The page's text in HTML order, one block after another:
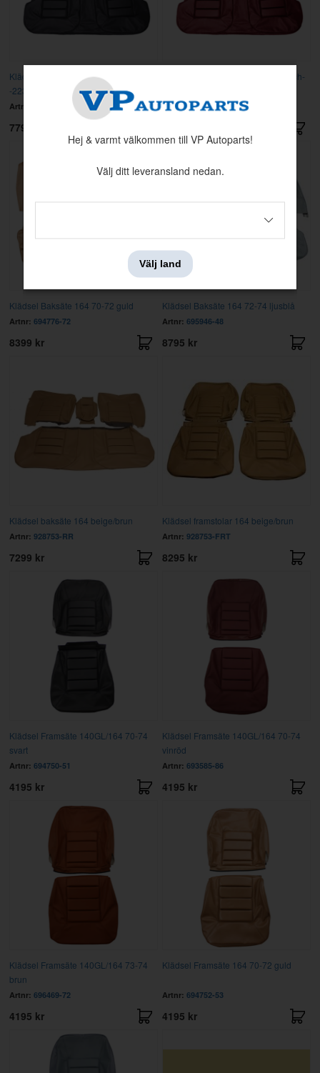
Klädsel Baksäte 164 1970 svart ch#
-22322
Artnr:
7795 kr
Klädsel Baksäte 164 1970 vinröd ch-
Artnr:693604-06
Klädsel Baksäte 164 70-72 guld
Artnr: 694776-72
8399 kr
Klädsel Baksäte 164 72-74 ljusblå
Artnr: 695946-48
8795 kr
Klädsel baksäte 164 beige/brun
Artnr: 928753-RR
7299 kr
Klädsel framstolar 164 beige/brun
Artnr: 928753-FRT
8295 kr
Klädsel Framsäte 140GL/164 70-74
svart
Artnr: 694750-51
4195 kr
Klädsel Framsäte 140GL/164 70-74
vinröd
Artnr: 693585-86
4195 kr
Klädsel Framsäte 140GL/164 73-74
brun
Artnr: 696469-72
4195 kr
Klädsel Framsäte 164 70-72 guld
Artnr: 694752-53
4195 kr
Hej & varmt välkommen till VP Autoparts!
Välj ditt leveransland nedan.
Välj land